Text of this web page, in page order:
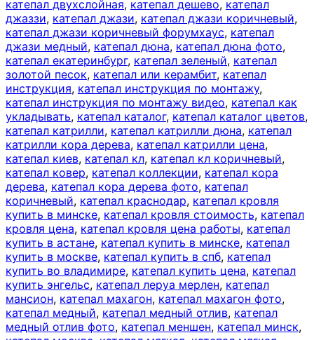
катепал двухслойная, катепал дешево, катепал
джаззи, катепал джази, катепал джази коричневый,
катепал джази коричневый форумхаус, катепал
джази медный, катепал дюна, катепал дюна фото,
катепал екатеринбург, катепал зеленый, катепал
золотой песок, катепал или керамбит, катепал
инструкция, катепал инструкция по монтажу,
катепал инструкция по монтажу видео, катепал как
укладывать, катепал каталог, катепал каталог цветов,
катепал катрилли, катепал катрилли дюна, катепал
катрилли кора дерева, катепал катрилли цена,
катепал киев, катепал кл, катепал кл коричневый,
катепал ковер, катепал коллекции, катепал кора
дерева, катепал кора дерева фото, катепал
коричневый, катепал краснодар, катепал кровля
купить в минске, катепал кровля стоимость, катепал
кровля цена, катепал кровля цена работы, катепал
купить в астане, катепал купить в минске, катепал
купить в москве, катепал купить в спб, катепал
купить во владимире, катепал купить цена, катепал
купить энгельс, катепал леруа мерлен, катепал
мансион, катепал махагон, катепал махагон фото,
катепал медный, катепал медный отлив, катепал
медный отлив фото, катепал меншен, катепал минск,